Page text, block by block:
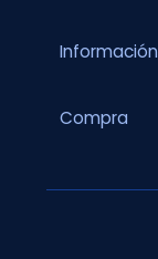
Información
Compra